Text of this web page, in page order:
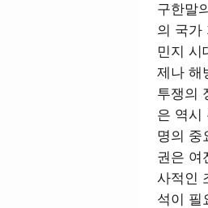
구한말
의 국가
민지 시
제나 해
투쟁의
은 역시
명의 중
권은 여
사적인
석이 필